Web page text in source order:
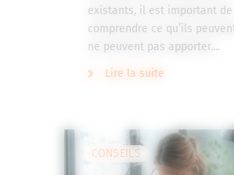
existants, il est important de
comprendre ce qu’ils
ne peuvent pas apporter....
Lire la suite
CONSEILS